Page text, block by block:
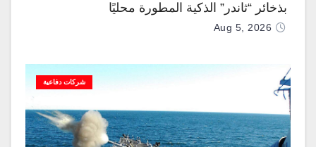
بذخائر “ثاندر” الذكية المطورة محليًا
Aug 5, 2026
شركات دفاعية